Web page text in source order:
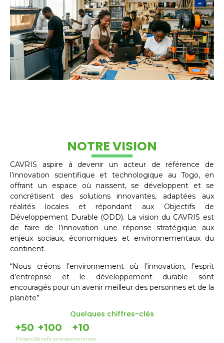
NOTRE VISION
CAVRIS aspire à devenir un acteur de référence de
l’innovation scientifique et technologique au Togo, en
offrant un espace où naissent, se développent et se
concrétisent des solutions innovantes, adaptées aux
réalités locales et répondant aux Objectifs de
Développement Durable (ODD). La vision du CAVRIS est
de faire de l’innovation une réponse stratégique aux
enjeux sociaux, économiques et environnementaux du
continent.
“Nous créons l’environnement où l’innovation, l’esprit
d’entreprise et le développement durable sont
encouragés pour un avenir meilleur des personnes et de la
planète”
Quelques chiffres-clés
Projets
+50
Beneficiaires
+100
partenariats
+10